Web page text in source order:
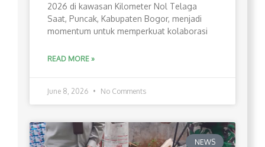
2026 di kawasan Kilometer Nol Telaga
Saat, Puncak, Kabupaten Bogor, menjadi
momentum untuk memperkuat kolaborasi
READ MORE »
June 8, 2026 No Comments
NEWS